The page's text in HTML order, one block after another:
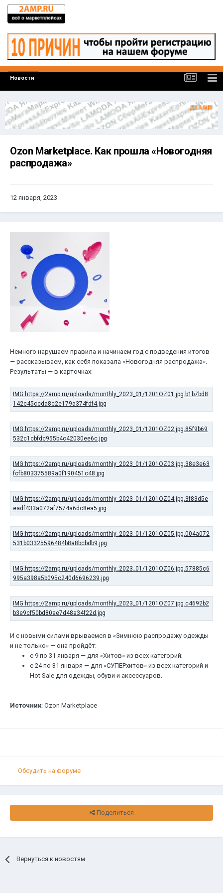
Новости
Ozon Marketplace. Как прошла «Новогодняя
распродажа»
12 января, 2023
Немного нарушаем правила и начинаем год с подведения итогов
— рассказываем, как себя показала «Новогодняя распродажа».
Результаты — в карточках:
И с новыми силами врываемся в «Зимнюю распродажу одежды
и не только» — она пройдёт:
с 9 по 31 января — для «Хитов» из всех категорий;
с 24 по 31 января — для «СУПЕРхитов» из всех категорий и
Hot Sale для одежды, обуви и аксессуаров.
Источник: Ozon Marketplace
Обсудить на форуме
Поделиться
Вернуться к новостям